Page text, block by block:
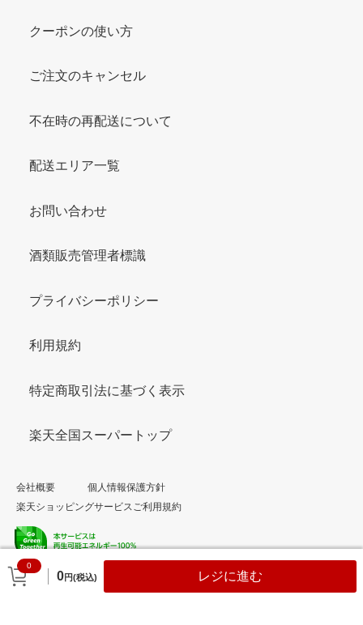
0
0円(税込) レジに進む
クーポンの使い方
ご注文のキャンセル
不在時の再配送について
配送エリア一覧
お問い合わせ
酒類販売管理者標識
プライバシーポリシー
利用規約
特定商取引法に基づく表示
楽天全国スーパートップ
会社概要
個人情報保護方針
楽天ショッピングサービスご利用規約
© Rakuten Group, Inc.